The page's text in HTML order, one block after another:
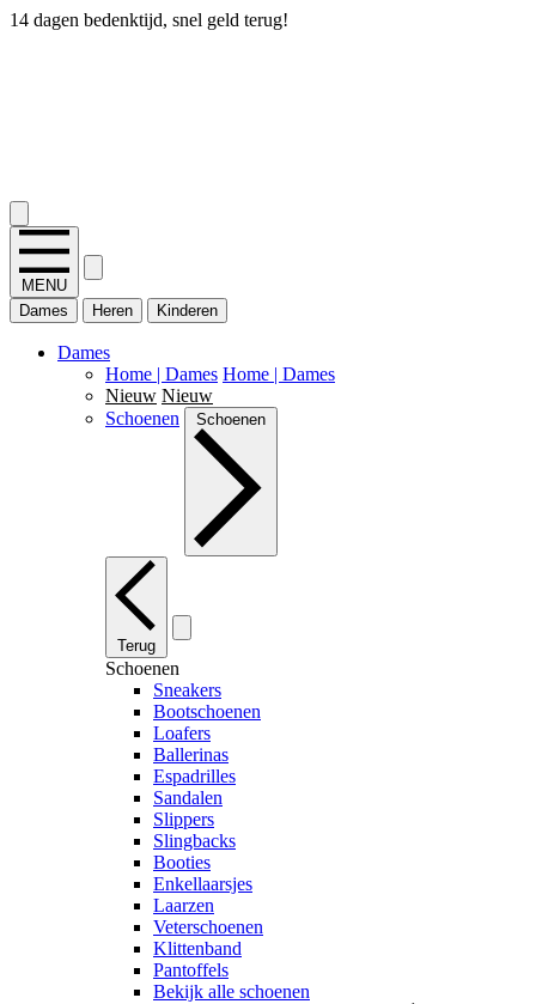
14 dagen bedenktijd, snel geld terug!
MENU
Dames
Heren Kinderen
Dames
Home | Dames Home | Dames
Nieuw Nieuw
Schoenen
Schoenen
Terug
Schoenen
Sneakers
Bootschoenen
Loafers
Ballerinas
Espadrilles
Sandalen
Slippers
Slingbacks
Booties
Enkellaarsjes
Laarzen
Veterschoenen
Klittenband
Pantoffels
Bekijk alle schoenen